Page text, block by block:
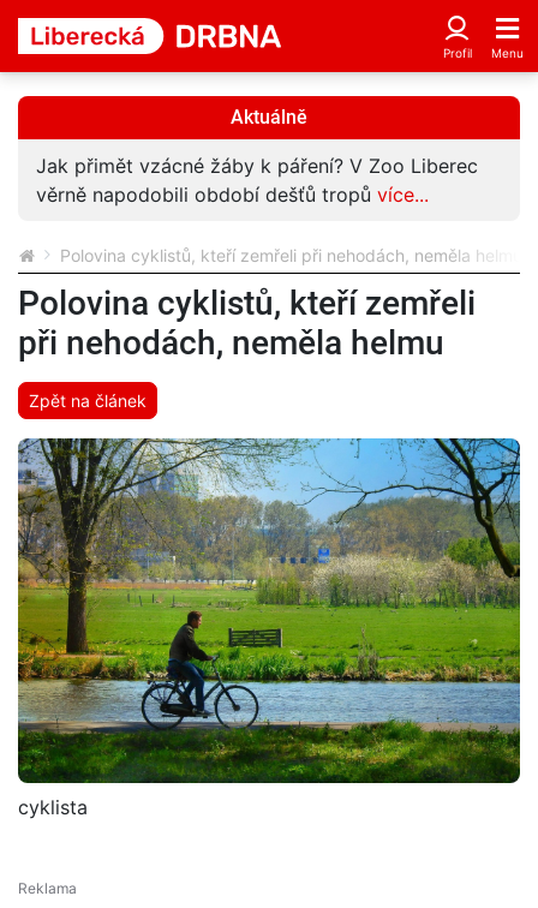
Aktuálně
Jak přimět vzácné žáby k páření? V Zoo Liberec
věrně napodobili období dešťů tropů více...
Polovina cyklistů, kteří zemřeli při nehodách, neměla helmu
Polovina cyklistů, kteří zemřeli
při nehodách, neměla helmu
Zpět na článek
cyklista